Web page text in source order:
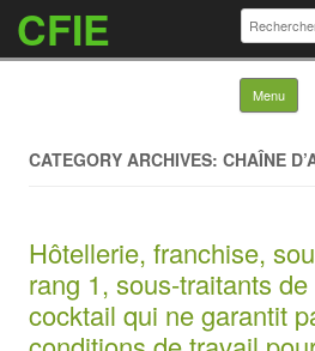
CFIE
Menu
CATEGORY ARCHIVES: CHAÎNE
Hôtellerie, franchise,
rang 1, sous-traitants
cocktail qui ne garantit